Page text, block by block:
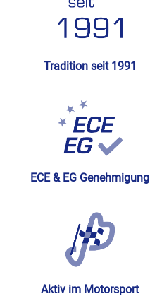
Tradition seit 1991
ECE & EG Genehmigung
Aktiv im Motorsport